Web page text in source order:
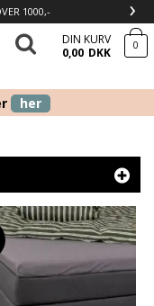
1000,- ›
DIN KURV
0,00 DKK 0
her